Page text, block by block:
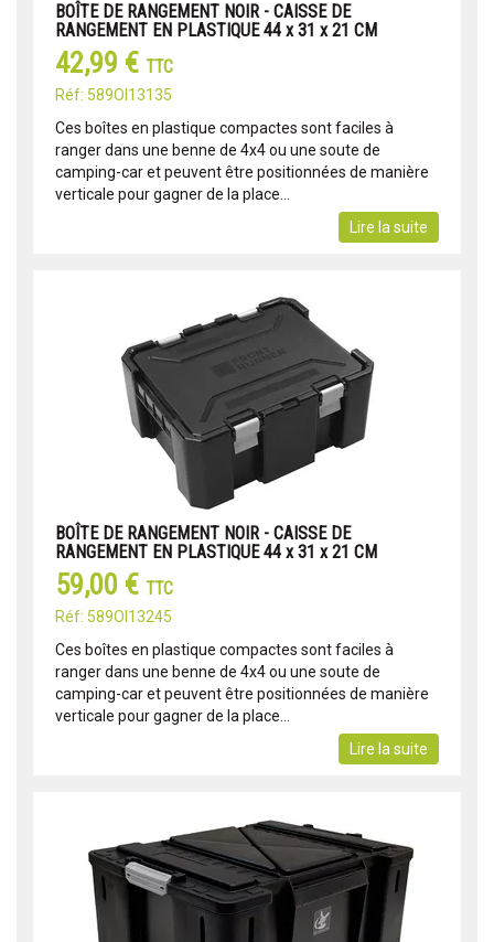
BOÎTE DE RANGEMENT NOIR - CAISSE DE
RANGEMENT EN PLASTIQUE 44 x 31 x 21 CM
42,99 € TTC
Réf: 589OI13135
Ces boîtes en plastique compactes sont faciles à
ranger dans une benne de 4x4 ou une soute de
camping-car et peuvent être positionnées de manière
verticale pour gagner de la place...
Lire la suite
BOÎTE DE RANGEMENT NOIR - CAISSE DE
RANGEMENT EN PLASTIQUE 44 x 31 x 21 CM
59,00 € TTC
Réf: 589OI13245
Ces boîtes en plastique compactes sont faciles à
ranger dans une benne de 4x4 ou une soute de
camping-car et peuvent être positionnées de manière
verticale pour gagner de la place...
Lire la suite